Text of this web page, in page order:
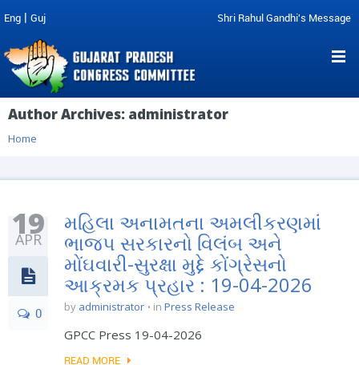
Eng | Guj Shri Rahul Gandhi's Message
Author Archives: administrator
Home
19
APR
0
મહિલા અનામતના અમલીકરણમાં
ભાજપ સરકારનો વિલંબ અને
મોંઘવારી-સુરક્ષા મુદ્દે કોંગ્રેસનો
આક્રમક પ્રહાર : 19-04-2026
by administrator in Press Release
GPCC Press 19-04-2026
READ MORE